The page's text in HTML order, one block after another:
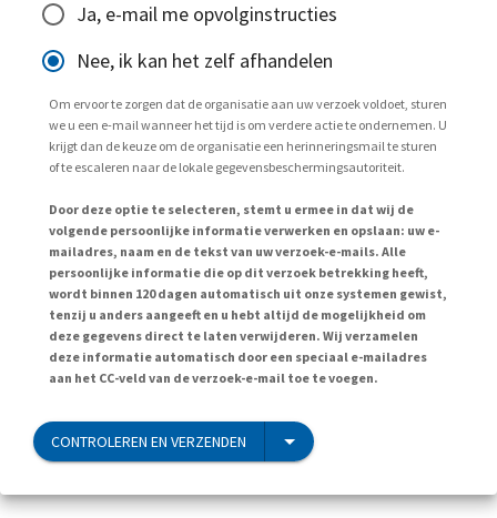
Ja, e-mail me opvolginstructies
Nee, ik kan het zelf afhandelen
Om ervoor te zorgen dat de organisatie aan uw verzoek voldoet, sturen
we u een e-mail wanneer het tijd is om verdere actie te ondernemen. U
krijgt dan de keuze om de organisatie een herinneringsmail te sturen
of te escaleren naar de lokale gegevensbeschermingsautoriteit.
Door deze optie te selecteren, stemt u ermee in dat wij de
volgende persoonlijke informatie verwerken en opslaan: uw e-
mailadres, naam en de tekst van uw verzoek-e-mails. Alle
persoonlijke informatie die op dit verzoek betrekking heeft,
wordt binnen 120 dagen automatisch uit onze systemen gewist,
tenzij u anders aangeeft en u hebt altijd de mogelijkheid om
deze gegevens direct te laten verwijderen. Wij verzamelen
deze informatie automatisch door een speciaal e-mailadres
aan het CC-veld van de verzoek-e-mail toe te voegen.
CONTROLEREN EN VERZENDEN